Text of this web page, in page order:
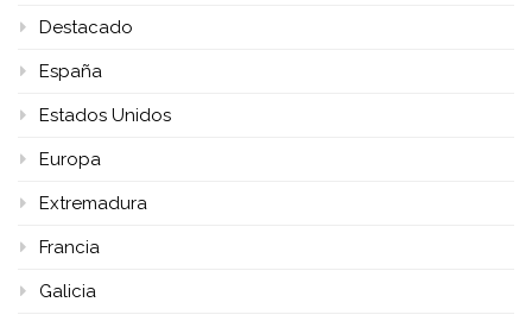
Destacado
España
Estados Unidos
Europa
Extremadura
Francia
Galicia